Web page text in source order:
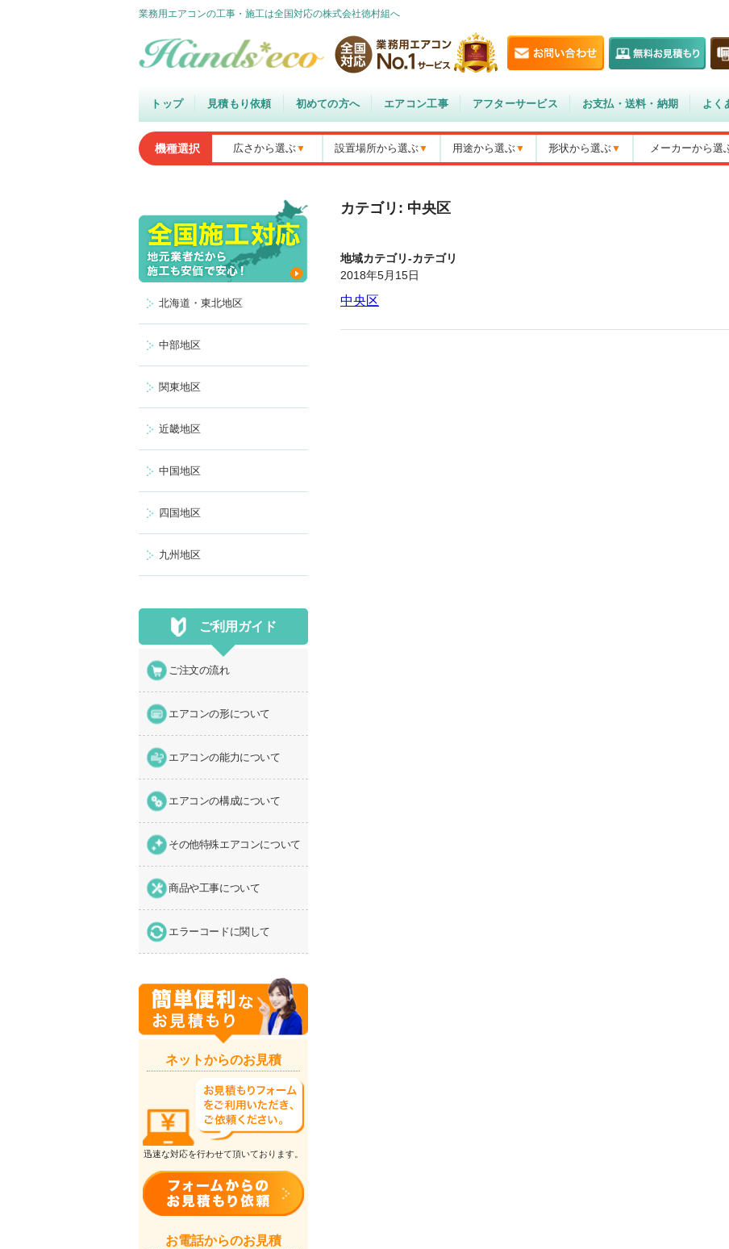
業務用エアコンの工事・施工は全国対応の株式会社徳村組へ
トップ 見積もり依頼 初めての方へ エアコン工事 アフターサービス お支払・送料・納期 よく
機種選択 広さから選ぶ 設置場所から選ぶ 用途から選ぶ 形状から選ぶ メーカーから選
カテゴリ: 中央区
地域カテゴリ-カテゴリ
2018年5月15日
中央区
北海道・東北地区
中部地区
関東地区
近畿地区
中国地区
四国地区
九州地区
ご利用ガイド
ご注文の流れ
エアコンの形について
エアコンの能力について
エアコンの構成について
その他特殊エアコンについて
商品や工事について
エラーコードに関して
ネットからのお見積
迅速な対応を行わせて頂いております。
お電話からのお見積